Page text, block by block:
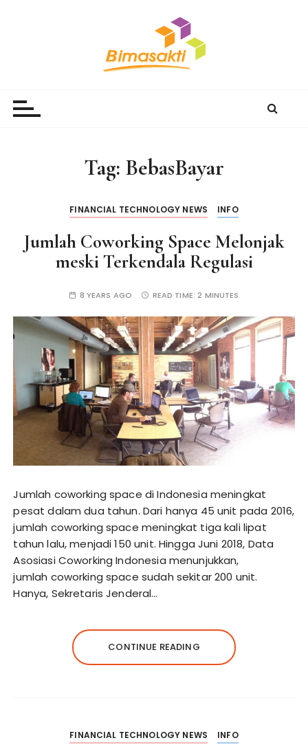
Tag: BebasBayar
FINANCIAL TECHNOLOGY NEWS INFO
Jumlah Coworking Space Melonjak
meski Terkendala Regulasi
8 YEARS AGO READ TIME:2 MINUTES
Jumlah coworking space di Indonesia meningkat
pesat dalam dua tahun. Dari hanya 45 unit pada 2016,
jumlah coworking space meningkat tiga kali lipat
tahun lalu, menjadi 150 unit. Hingga Juni 2018, Data
Asosiasi Coworking Indonesia menunjukkan,
jumlah coworking space sudah sekitar 200 unit.
Hanya, Sekretaris Jenderal…
CONTINUE READING
FINANCIAL TECHNOLOGY NEWS INFO